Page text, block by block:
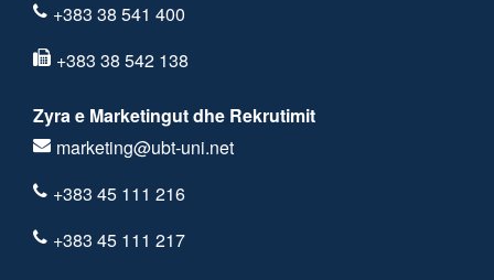
+383 38 541 400
+383 38 542 138
Zyra e Marketingut dhe Rekrutimit
marketing@ubt-uni.net
+383 45 111 216
+383 45 111 217